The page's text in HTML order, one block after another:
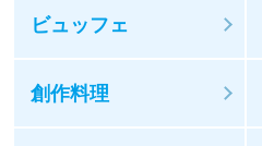
ビュッフェ
創作料理